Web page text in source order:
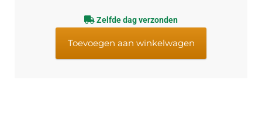
Zelfde dag verzonden
Toevoegen aan winkelwagen